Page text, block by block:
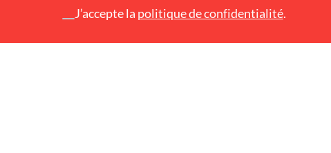
J’accepte la politique de confidentialité.
Alternative: